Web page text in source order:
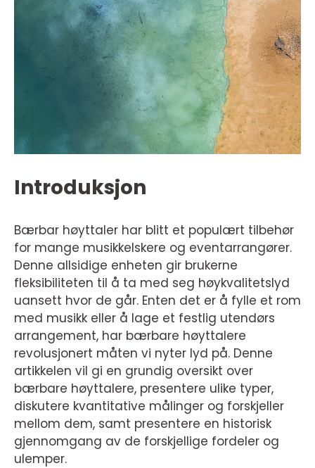
Introduksjon
Bærbar høyttaler har blitt et populært tilbehør
for mange musikkelskere og eventarrangører.
Denne allsidige enheten gir brukerne
fleksibiliteten til å ta med seg høykvalitetslyd
uansett hvor de går. Enten det er å fylle et rom
med musikk eller å lage et festlig utendørs
arrangement, har bærbare høyttalere
revolusjonert måten vi nyter lyd på. Denne
artikkelen vil gi en grundig oversikt over
bærbare høyttalere, presentere ulike typer,
diskutere kvantitative målinger og forskjeller
mellom dem, samt presentere en historisk
gjennomgang av de forskjellige fordeler og
ulemper.